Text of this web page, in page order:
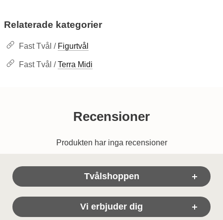
Relaterade kategorier
Fast Tvål / Figurtvål
Fast Tvål /Terra Midi
Recensioner
Produkten har inga recensioner
Sidfot Blandad info och länkar
Tvålshoppen
Vi erbjuder dig